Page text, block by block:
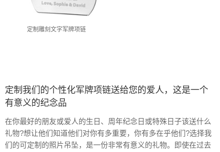
定制雕刻文字军牌项链
定制我们的个性化军牌项链送给您的爱人，这是一个
有意义的纪念品
在你最好的朋友或爱人的生日、周年纪念日或特殊日子该送什么
礼物?想让他们知道他们对你有多重要，你有多在乎他们?选择我
们的可定制的照片吊坠，是一份非常有意义的礼物。即使在过去